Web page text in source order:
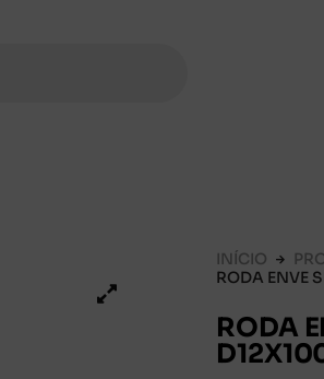
INÍCIO
RODA ENVE
RODA